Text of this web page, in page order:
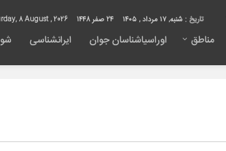
تاریخ : شنبه, ۱۷ مرداد , ۱۴۰۵ 24 صفر 1448
مناطق اوراسیاشناسان جوان ایرانشناسی